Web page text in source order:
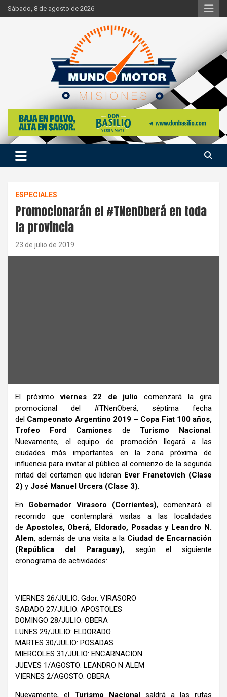
Skip
to
Sábado, 8 de agosto de 2026
Mundo Motor Misiones
Si hay ruido de motores ahí estaremos
ESPECIALES
Promocionarán el #TNenOberá en toda
la provincia
23 de julio de 2019
El próximoviernes 22 de julio comenzará la gira
promocional del #TNenOberá, séptima fecha
del Campeonato Argentino 2019 – Copa Fiat 100 años,
Trofeo Ford Camiones de Turismo Nacional
Nuevamente, el equipo de promoción llegará a las
ciudades más importantes en la zona próxima de
influencia para invitar al público al comienzo de la segunda
mitad del certamen que lideran Ever Franetovich (Clase
2) y José Manuel Urcera (Clase 3)
En Gobernador Virasoro (Corrientes), comenzará el
recorrido que contemplará visitas a las localidades
de Apostoles, Oberá, Eldorado, Posadas y Leandro N.
Alem, además de una visita a la Ciudad de Encarnación
(República del Paraguay), según el siguiente
cronograma de actividades:
VIERNES 26/JULIO: Gdor. VIRASORO
SABADO 27/JULIO: APOSTOLES
DOMINGO 28/JULIO: OBERA
LUNES 29/JULIO: ELDORADO
MARTES 30/JULIO: POSADAS
MIERCOLES 31/JULIO: ENCARNACION
JUEVES 1/AGOSTO: LEANDRO N ALEM
VIERNES 2/AGOSTO: OBERA
Nuevamente, el Turismo Nacional saldrá a las rutas